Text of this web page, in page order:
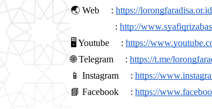
🌏 Web
: https://
: http://
🖥 Youtube
: https://
🌐 Telegram
: https://t.me/
📱 Instagram
: https://
📘 Facebook
: https://